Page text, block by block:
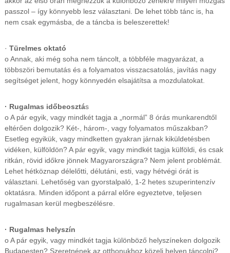
passzol – így könnyebb lesz választani. De lehet több tánc is, ha
nem csak egymásba, de a táncba is beleszerettek!
· Türelmes oktató
o Annak, aki még soha nem táncolt, a többféle magyarázat, a
többszöri bemutatás és a folyamatos visszacsatolás, javítás nagy
segítséget jelent, hogy könnyedén elsajátítsa a mozdulatokat.
· Rugalmas időbeosztás
o A pár egyik, vagy mindkét tagja a „normál” 8 órás munkarendtől
eltérően dolgozik? Két-, három-, vagy folyamatos műszakban?
Esetleg egyikük, vagy mindketten gyakran járnak kiküldetésben
vidéken, külföldön? A pár egyik, vagy mindkét tagja külföldi, és csak
ritkán, rövid időkre jönnek Magyarországra? Nem jelent problémát.
Lehet hétköznap délelőtti, délutáni, esti, vagy hétvégi órát is
választani. Lehetőség van gyorstalpaló, 1-2 hetes szuperintenzív
oktatásra. Minden időpont a párral előre egyeztetve, teljesen
rugalmasan kerül megbeszélésre.
· Rugalmas helyszín
o A pár egyik, vagy mindkét tagja különböző helyszíneken dolgozik
Budapesten? Szeretnének az otthonukhoz közeli helyen táncolni?